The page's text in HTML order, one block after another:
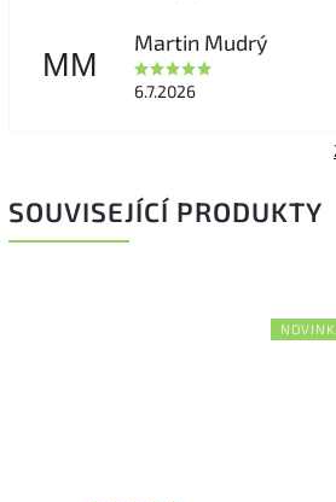
MM
Martin Mudrý
6.7.2026
SOUVISEJÍCÍ PRODUKTY